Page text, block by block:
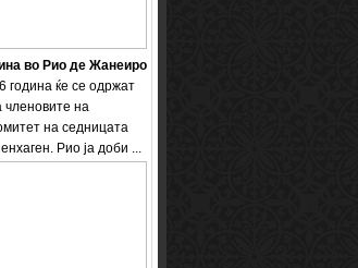
во Рио де Жанеиро
година ќе се одржат
членовите на
на седницата
Рио ја доби ...